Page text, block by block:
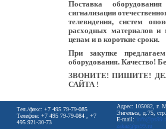
Поставка
сигнализации
телевидения, систем
расходных материалов и
ценам и в короткие сроки.
При закупке
оборудования. Качество!
ЗВОНИТЕ! ПИШИТЕ!
САЙТА !
Тел./факс: +7 495 79-79-085
Телефон: +7 495 79-79-084 , +7
495 921-30-73
Адрес: 105082, г.
Энгельса, д.75,
E-mail:
zakaz@ps99.ru